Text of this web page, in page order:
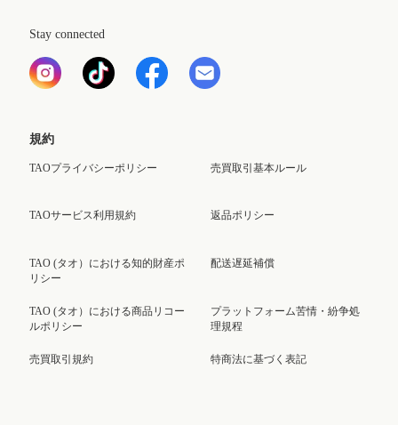
Stay connected
規約
TAOプライバシーポリシー
TAOサービス利用規約
TAO (タオ）における知的財産ポ
リシー
TAO (タオ）における商品リコー
ルポリシー
売買取引規約
売買取引基本ルール
返品ポリシー
配送遅延補償
プラットフォーム苦情・紛争処
理規程
特商法に基づく表記